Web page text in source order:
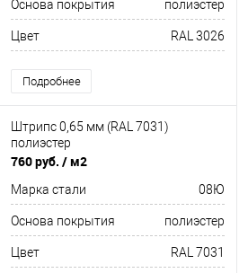
Основа покрытия полиэстер
Цвет RAL 3026
Подробнее
Штрипс 0,65 мм (RAL 7031)
полиэстер
760 руб. / м2
Марка стали 08Ю
Основа покрытия полиэстер
Цвет RAL 7031